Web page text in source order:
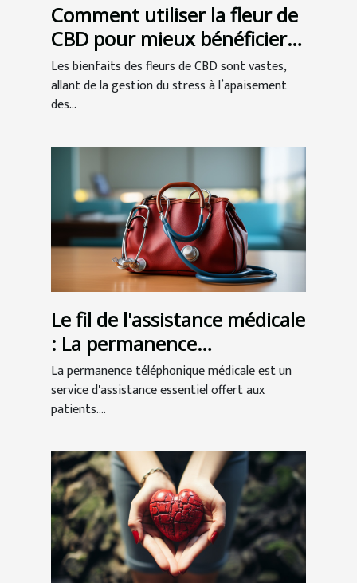
Comment utiliser la fleur de
CBD pour mieux bénéficier
de ses vertus ?
Les bienfaits des fleurs de CBD sont vastes,
allant de la gestion du stress à l’apaisement
des...
Le fil de l'assistance médicale
: La permanence
téléphonique au service des
patients
La permanence téléphonique médicale est un
service d'assistance essentiel offert aux
patients....